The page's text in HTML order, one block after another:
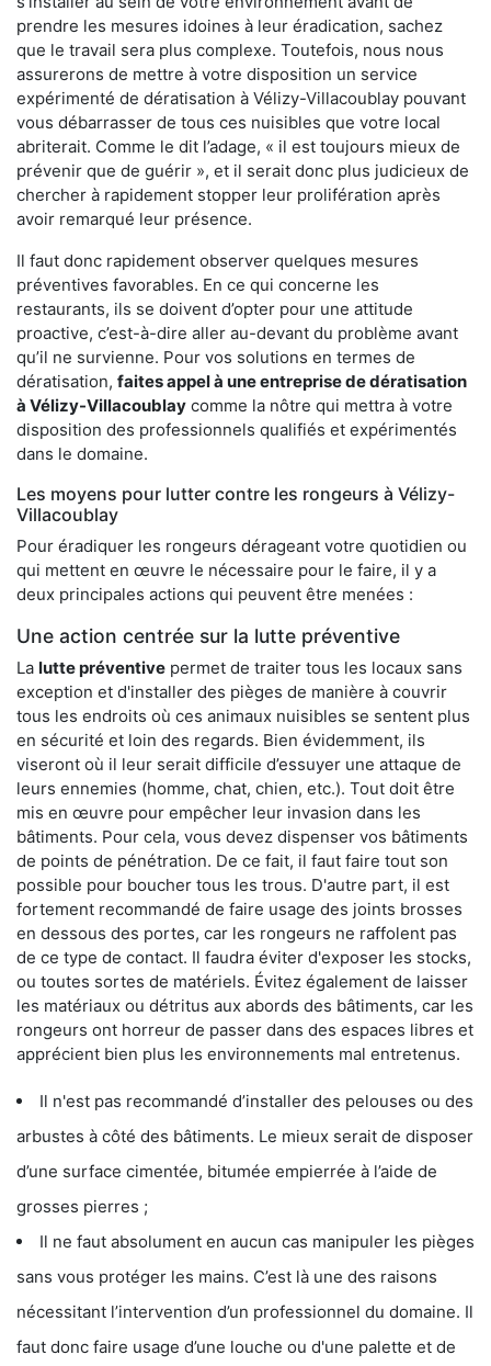
prendre les mesures idoines à leur éradication, sachez
que le travail sera plus complexe. Toutefois, nous nous
assurerons de mettre à votre disposition un service
expérimenté de dératisation à Vélizy-Villacoublay pouvant
vous débarrasser de tous ces nuisibles que votre local
abriterait. Comme le dit l’adage, « il est toujours mieux de
prévenir que de guérir », et il serait donc plus judicieux de
chercher à rapidement stopper leur prolifération après
avoir remarqué leur présence.
Il faut donc rapidement observer quelques mesures
préventives favorables. En ce qui concerne les
restaurants, ils se doivent d’opter pour une attitude
proactive, c’est-à-dire aller au-devant du problème avant
qu’il ne survienne. Pour vos solutions en termes de
dératisation, faites appel à une entreprise de dératisation
à Vélizy-Villacoublay comme la nôtre qui mettra à votre
disposition des professionnels qualifiés et expérimentés
dans le domaine.
Les moyens pour lutter contre les rongeurs à Vélizy-
Villacoublay
Pour éradiquer les rongeurs dérageant votre quotidien ou
qui mettent en œuvre le nécessaire pour le faire, il y a
deux principales actions qui peuvent être menées :
Une action centrée sur la lutte préventive
La lutte préventive permet de traiter tous les locaux sans
exception et d'installer des pièges de manière à couvrir
tous les endroits où ces animaux nuisibles se sentent plus
en sécurité et loin des regards. Bien évidemment, ils
viseront où il leur serait difficile d’essuyer une attaque de
leurs ennemies (homme, chat, chien, etc.). Tout doit être
mis en œuvre pour empêcher leur invasion dans les
bâtiments. Pour cela, vous devez dispenser vos bâtiments
de points de pénétration. De ce fait, il faut faire tout son
possible pour boucher tous les trous. D'autre part, il est
fortement recommandé de faire usage des joints brosses
en dessous des portes, car les rongeurs ne raffolent pas
de ce type de contact. Il faudra éviter d'exposer les stocks,
ou toutes sortes de matériels. Évitez également de laisser
les matériaux ou détritus aux abords des bâtiments, car les
rongeurs ont horreur de passer dans des espaces libres et
apprécient bien plus les environnements mal entretenus.
Il n'est pas recommandé d’installer des pelouses ou des
arbustes à côté des bâtiments. Le mieux serait de disposer
d’une surface cimentée, bitumée empierrée à l’aide de
grosses pierres ;
Il ne faut absolument en aucun cas manipuler les pièges
sans vous protéger les mains. C’est là une des raisons
nécessitant l’intervention d’un professionnel du domaine. Il
faut donc faire usage d’une louche ou d'une palette et de